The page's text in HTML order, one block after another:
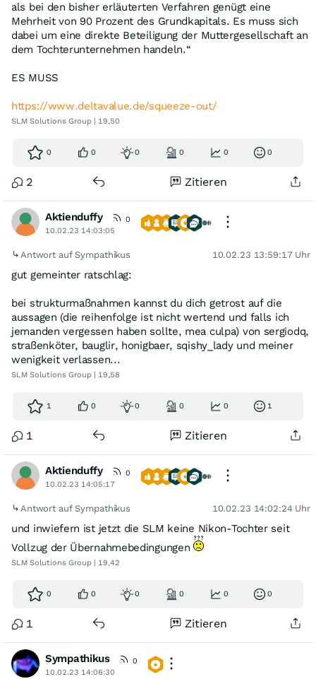
als bei den bisher erläuterten Verfahren genügt eine
Mehrheit von 90 Prozent des Grundkapitals. Es muss sich
dabei um eine direkte Beteiligung der Muttergesellschaft an
dem Tochterunternehmen handeln.“
ES MUSS
https://www.deltavalue.de/squeeze-out/
SLM Solutions Group | 19,50
0 0 0 0 0 0
2 Zitieren
Aktienduffy
0
10.02.23 14:03:05
Antwort auf Sympathikus 10.02.23 13:59:17 Uhr
gut gemeinter ratschlag:
bei strukturmaßnahmen kannst du dich getrost auf die
aussagen (die reihenfolge ist nicht wertend und falls ich
jemanden vergessen haben sollte, mea culpa) von sergiodq,
straßenköter, bauglir, honigbaer, sqishy_lady und meiner
wenigkeit verlassen...
SLM Solutions Group | 19,58
1 0 0 0 0 1
1 Zitieren
Aktienduffy
0
10.02.23 14:05:17
Antwort auf Sympathikus 10.02.23 14:02:24 Uhr
und inwiefern ist jetzt die SLM keine Nikon-Tochter seit
Vollzug der Übernahmebedingungen
SLM Solutions Group | 19,42
0 0 0 0 0 0
1 Zitieren
Sympathikus
0
10.02.23 14:06:30